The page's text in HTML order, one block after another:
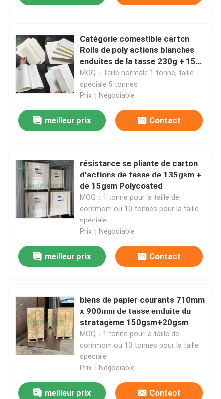
Catégorie comestible carton
Rolls de poly actions blanches
enduites de la tasse 230g + 15g
de 210/pour le papier de cuvette
de papier de tasse
MOQ：Taille normale 1 tonne, taille
spéciale 5 tonnes
Prix：Négociable
meilleur prix Contact
résistance se pliante de carton
d'actions de tasse de 135gsm +
de 15gsm Polycoated
MOQ：1 tonne pour la taille de
commom ou 10 tonnes pour la taille
spéciale
Prix：Négociable
meilleur prix Contact
biens de papier courants 710mm
x 900mm de tasse enduite du
stratagème 150gsm+20gsm
MOQ：1 tonne pour la taille de
commom ou 10 tonnes pour la taille
spéciale
Prix：Négociable
meilleur prix Contact